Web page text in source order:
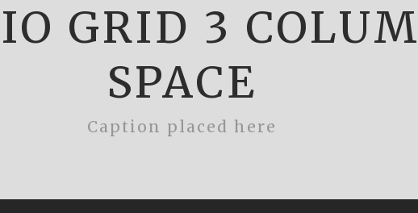
GRID 3
SPACE
Caption placed here